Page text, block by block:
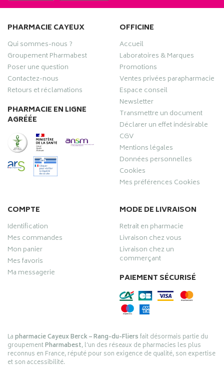
PHARMACIE CAYEUX
Qui sommes-nous ?
Groupement Pharmabest
Poser une question
Contactez-nous
Retours et réclamations
PHARMACIE EN LIGNE
AGRÉÉE
OFFICINE
Accueil
Laboratoires & Marques
Promotions
Ventes privées parapharmacie
Espace conseil
Newsletter
Transmettre un document
Déclarer un effet indésirable
CGV
Mentions légales
Données personnelles
Cookies
Mes préférences Cookies
COMPTE
Identification
Mes commandes
Mon panier
Mes favoris
Ma messagerie
MODE DE LIVRAISON
Retrait en pharmacie
Livraison chez vous
Livraison chez un
commerçant
PAIEMENT SÉCURISÉ
Lapharmacie Cayeux Berck – Rang-du-Fliersfait désormais partie du
groupementPharmabest, l’un des réseaux de pharmacies les plus
reconnus en France, réputé pour son exigence de qualité, son expertise
et son accessibilité.